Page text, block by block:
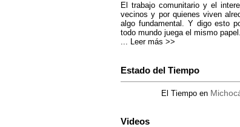
El trabajo comunitario y el
vecinos y por quienes viven
algo fundamental. Y digo esto
todo mundo juega el mismo
... Leer más >>
Estado del Tiempo
El Tiempo en
Videos